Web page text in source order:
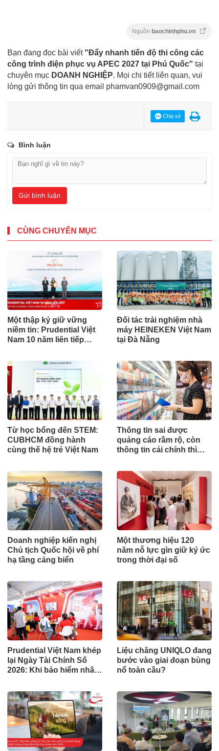
Nguồn baochinhphu.vn
Bạn đang đọc bài viết "Đẩy nhanh tiến độ thi công các
công trình điện phục vụ APEC 2027 tại Phú Quốc" tại
chuyên mục DOANH NGHIỆP. Mọi chi tiết liên quan, vui
lòng gửi thông tin qua email phamvan0909@gmail.com
Chia sẻ
Bình luận
Gửi bình luận
CÙNG CHUYÊN MỤC
Một thập kỷ giữ vững
niềm tin: Prudential Việt
Nam 10 năm liên tiếp
Top 10 Công ty Bảo hiểm
uy tín năm 2026
Đối tác trải nghiệm nhà
máy HEINEKEN Việt Nam
tại Đà Nẵng
Từ học bổng đến STEM:
CUBHCM đồng hành
cùng thế hệ trẻ Việt Nam
Thông tin sai được
quảng cáo rầm rộ, còn
thông tin cải chính thì
Doanh nghiệp kiến nghị
Chủ tịch Quốc hội về phí
hạ tầng cảng biển
Một thương hiệu 120
năm nỗ lực gìn giữ ký ức
trong thời đại số
Prudential Việt Nam khép
lại Ngày Tài Chính Số
2026: Khi bảo hiểm nhân
của cuộc hội thoại tài
chính số
Liệu chăng UNIQLO đang
bước vào giai đoạn bùng
nổ toàn cầu?